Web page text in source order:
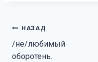
Навигация
по
НАЗАД
/не/любимый
оборотень.